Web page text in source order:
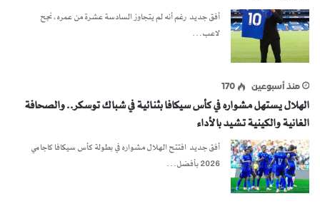
أفق جديد رغم أنه لم يتجاوز السادسة عشرة من عمره، نجح
لاعب…
منذ أسبوعين 170
الهلال يستهل مشواره في كأس سيكافا بثنائية في شباك توسكر.. والصحافة
الغانية والكينية تشيد بالأداء
أفق جديد افتتح الهلال مشواره في بطولة كأس سيكافا كاجامي
2026 بأفضل…